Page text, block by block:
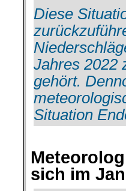
Diese
Jahres 2022
gehört.
Situation
sich im